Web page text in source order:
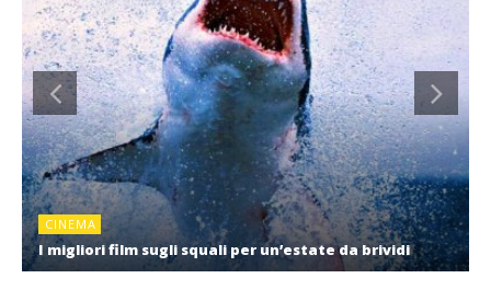
CINEMA
I migliori film sugli squali per un’estate da brividi